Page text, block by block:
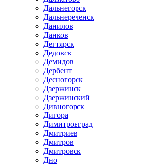
Дальнегорск
Дальнереченск
Данилов
Данков
Дегтярск
Дедовск
Демидов
Дербент
Десногорск
Дзержинск
Дзержинский
Дивногорск
Дигора
Димитровград
Дмитриев
Дмитров
Дмитровск
Дно